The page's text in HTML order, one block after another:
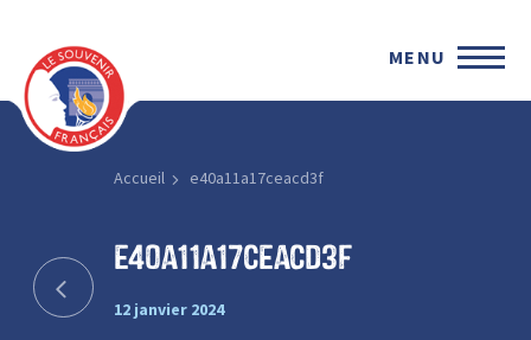
MENU
Accueil e40a11a17ceacd3f
e40a11a17ceacd3f
12 janvier 2024